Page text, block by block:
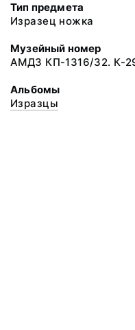
Тип предмета
Изразец ножка
Музейный номер
АМДЗ КП-1316/32. К-
Альбомы
Изразцы